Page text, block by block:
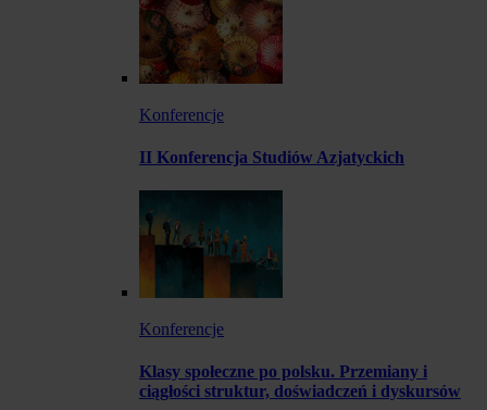
Konferencje
II Konferencja Studiów Azjatyckich
Konferencje
Klasy społeczne po polsku. Przemiany i
ciągłości struktur, doświadczeń i dyskursów